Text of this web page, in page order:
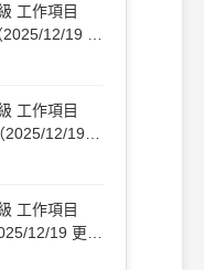
工作項目
12/19 更
工作項目
2025/12/19
工作項目
12/19 更